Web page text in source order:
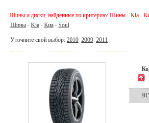
Шины и диски, найденные по критерию: Шины - Kia -
Шины - Kia - Киа - Soul
Уточните свой выбор: 2010 2009 2011